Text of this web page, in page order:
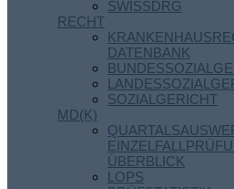
SWISSDRG
RECHT
DATENBANK
SOZIALGERICHT
MD(K)
ÜBERBLICK
LOPS